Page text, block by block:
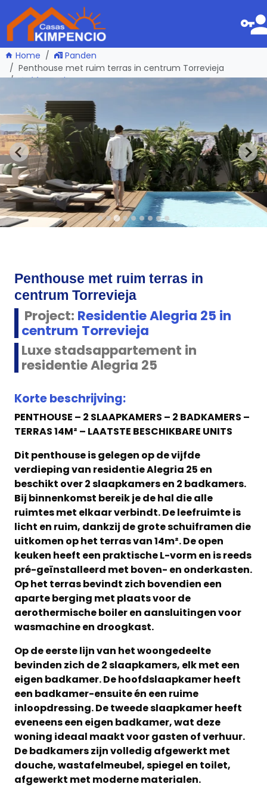
Home
Panden
Penthouse met ruim terras in centrum Torrevieja
één pagina terug
Penthouse met ruim terras in
centrum Torrevieja
Project: Residentie Alegria 25 in
centrum Torrevieja
Luxe stadsappartement in
residentie Alegria 25
Korte beschrijving:
PENTHOUSE – 2 SLAAPKAMERS – 2 BADKAMERS –
TERRAS 14M² – LAATSTE BESCHIKBARE UNITS
Dit penthouse is gelegen op de vijfde
verdieping van residentie Alegria 25 en
beschikt over 2 slaapkamers en 2 badkamers.
Bij binnenkomst bereik je de hal die alle
ruimtes met elkaar verbindt. De leefruimte is
licht en ruim, dankzij de grote schuiframen die
uitkomen op het terras van 14m². De open
keuken heeft een praktische L-vorm en is reeds
pré-geïnstalleerd met boven- en onderkasten.
Op het terras bevindt zich bovendien een
aparte berging met plaats voor de
aerothermische boiler en aansluitingen voor
wasmachine en droogkast.
Op de eerste lijn van het woongedeelte
bevinden zich de 2 slaapkamers, elk met een
eigen badkamer. De hoofdslaapkamer heeft
een badkamer-ensuite én een ruime
inloopdressing. De tweede slaapkamer heeft
eveneens een eigen badkamer, wat deze
woning ideaal maakt voor gasten of verhuur.
De badkamers zijn volledig afgewerkt met
douche, wastafelmeubel, spiegel en toilet,
afgewerkt met moderne materialen.